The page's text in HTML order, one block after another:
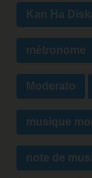
Kan Ha
métronome
Moderato
musique
note de